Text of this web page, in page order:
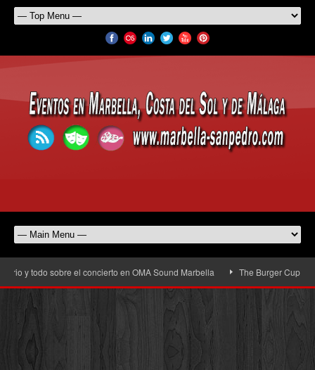
y todo sobre el concierto en OMA Sound Marbella The Burger Cup llega